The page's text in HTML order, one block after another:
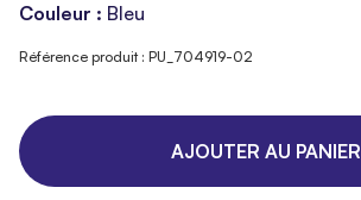
Couleur : Bleu
Référence produit : PU_704919-02
AJOUTER AU PANIER